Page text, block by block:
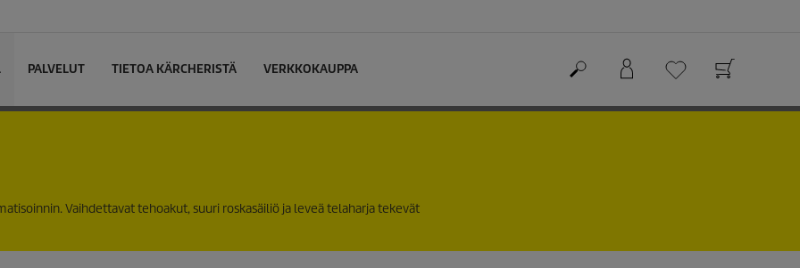
PALVELUT TIETOA KÄRCHERISTÄ VERKKOKAUPPA
Vaihdettavat tehoakut, suuri roskasäiliö ja leveä telaharja tekevät